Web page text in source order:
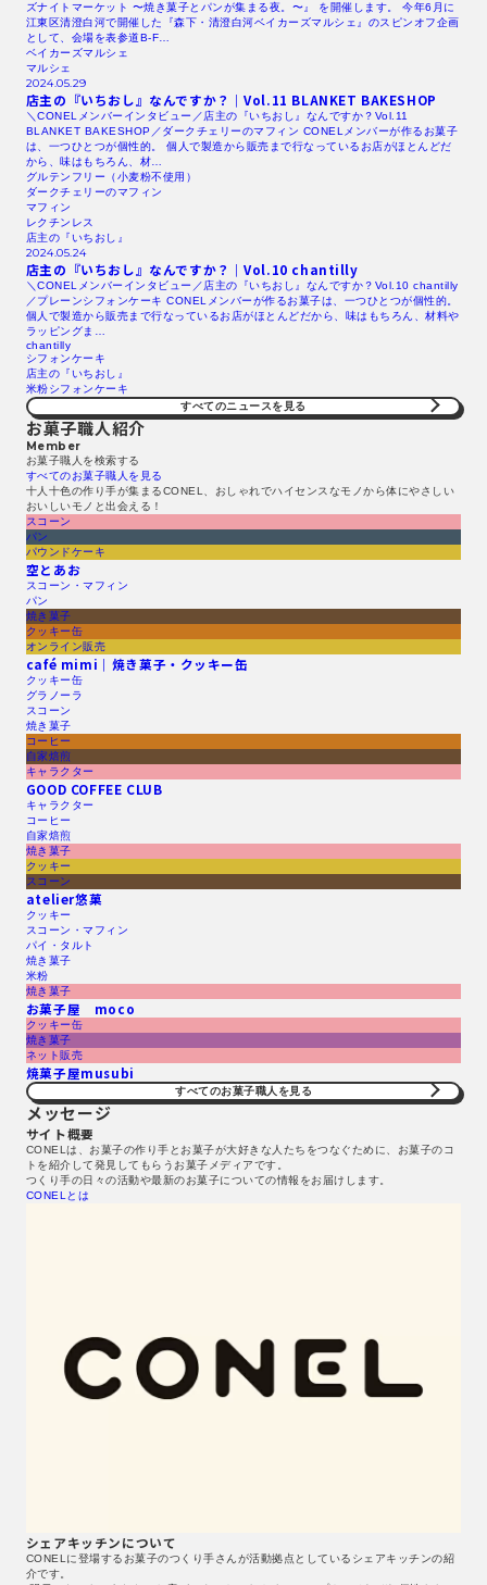
ズナイトマーケット 〜焼き菓子とパンが集まる夜。〜』 を開催します。 今年6月に
江東区清澄白河で開催した『森下・清澄白河ベイカーズマルシェ』のスピンオフ企画
として、会場を表参道B-F…
ベイカーズマルシェ
マルシェ
2024.05.29
店主の『いちおし』なんですか？｜Vol.11 BLANKET BAKESHOP
＼CONELメンバーインタビュー／店主の『いちおし』なんですか？Vol.11
BLANKET BAKESHOP／ダークチェリーのマフィン CONELメンバーが作るお菓子
は、一つひとつが個性的。 個人で製造から販売まで行なっているお店がほとんどだ
から、味はもちろん、材…
グルテンフリー（小麦粉不使用）
ダークチェリーのマフィン
マフィン
レクチンレス
店主の『いちおし』
2024.05.24
店主の『いちおし』なんですか？｜Vol.10 chantilly
＼CONELメンバーインタビュー／店主の『いちおし』なんですか？Vol.10 chantilly
／プレーンシフォンケーキ CONELメンバーが作るお菓子は、一つひとつが個性的。
個人で製造から販売まで行なっているお店がほとんどだから、味はもちろん、材料や
ラッピングま…
chantilly
シフォンケーキ
店主の『いちおし』
米粉シフォンケーキ
すべてのニュースを見る​
お菓子職人紹介
Member
お菓子職人を検索する​
すべてのお菓子職人を見る​
十人十色の作り手が集まるCONEL、おしゃれでハイセンスなモノから体にやさしい
おいしいモノと出会える！
スコーン
パン
パウンドケーキ
空とあお
スコーン・マフィン
パン
焼き菓子
クッキー缶
オンライン販売
café mimi｜焼き菓子・クッキー缶
クッキー缶
グラノーラ
スコーン
焼き菓子
コーヒー
自家焙煎
キャラクター
GOOD COFFEE CLUB
キャラクター
コーヒー
自家焙煎
焼き菓子
クッキー
スコーン
atelier悠菓
クッキー
スコーン・マフィン
パイ・タルト
焼き菓子
米粉
焼き菓子
お菓子屋 moco
クッキー缶
焼き菓子
ネット販売
焼菓子屋musubi
すべてのお菓子職人を見る​
メッセージ
サイト概要
CONELは、お菓子の作り手とお菓子が大好きな人たちをつなぐために、お菓子のコ
トを紹介して発見してもらうお菓子メディアです。
つくり手の日々の活動や最新のお菓子についての情報をお届けします。
CONELとは
シェアキッチンについて
CONELに登場するお菓子のつくり手さんが活動拠点としているシェアキッチンの紹
介です。